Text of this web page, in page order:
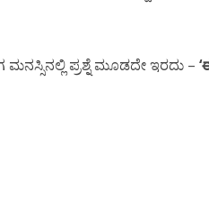
ಪ್ರಶ್ನೆ ಮೂಡದೇ ಇರದು – ‘